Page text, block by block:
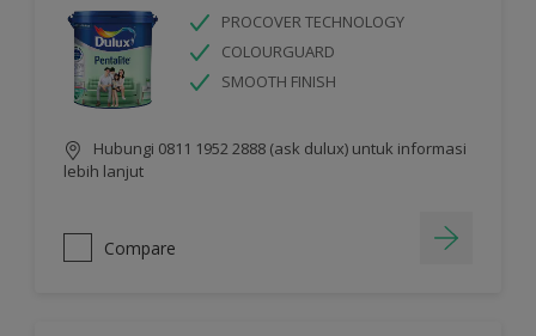
PROCOVER TECHNOLOGY
COLOURGUARD
SMOOTH FINISH
Hubungi 0811 1952 2888 (ask dulux) untuk informasi
lebih lanjut
Compare